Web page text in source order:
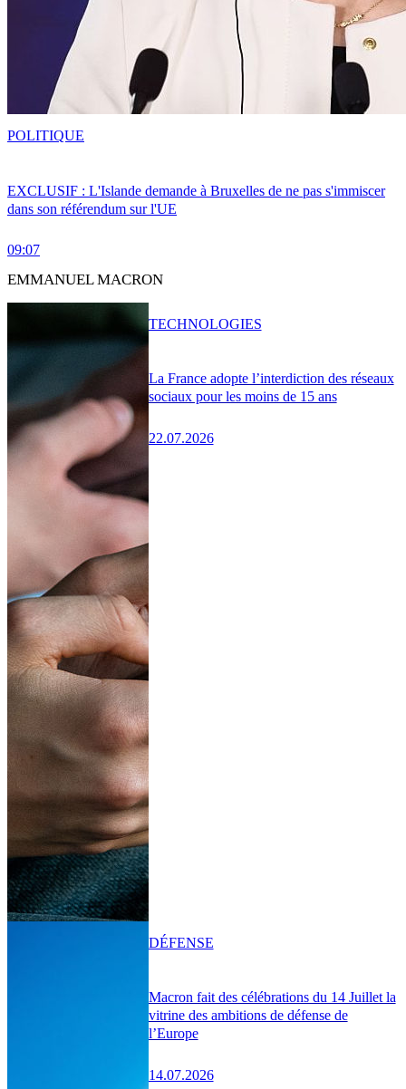
EXCLUSIF : L'Islande demande à Bruxelles de ne pas s'immiscer
dans son référendum sur l'UE
09:07
POLITIQUE
EMMANUEL MACRON
La France adopte l’interdiction des réseaux
sociaux pour les moins de 15 ans
22.07.2026
TECHNOLOGIES
Macron fait des célébrations du 14 Juillet la
vitrine des ambitions de défense de
l’Europe
14.07.2026
DÉFENSE